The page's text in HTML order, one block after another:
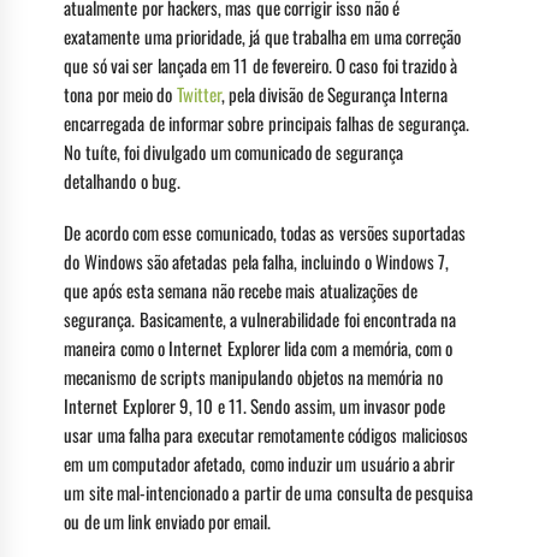
atualmente por hackers, mas que corrigir isso não é
exatamente uma prioridade, já que trabalha em uma correção
que só vai ser lançada em 11 de fevereiro. O caso foi trazido à
tona por meio doTwitter, pela divisão de Segurança Interna
encarregada de informar sobre principais falhas de segurança.
No tuíte, foi divulgado um comunicado de segurança
detalhando o bug.
De acordo com esse comunicado, todas as versões suportadas
do Windows são afetadas pela falha, incluindo o Windows 7,
que após esta semana não recebe mais atualizações de
segurança. Basicamente, a vulnerabilidade foi encontrada na
maneira como o Internet Explorer lida com a memória, com o
mecanismo de scripts manipulando objetos na memória no
Internet Explorer 9, 10 e 11. Sendo assim, um invasor pode
usar uma falha para executar remotamente códigos maliciosos
em um computador afetado, como induzir um usuário a abrir
um site mal-intencionado a partir de uma consulta de pesquisa
ou de um link enviado por email.